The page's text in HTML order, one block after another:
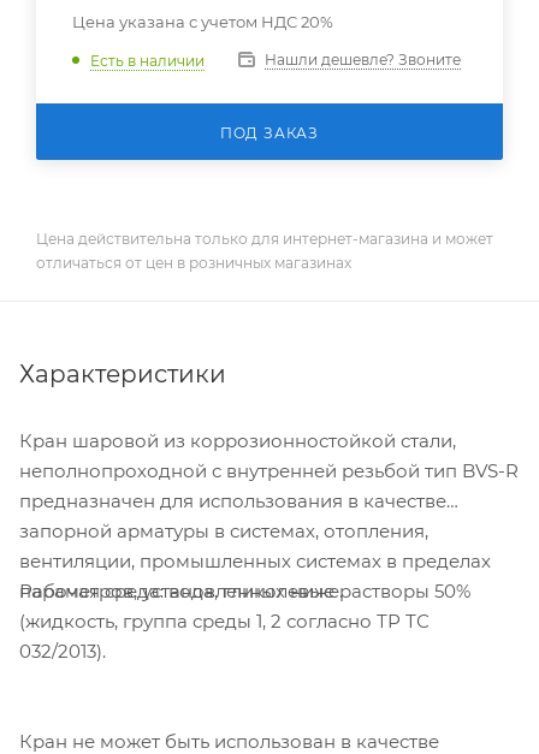
Цена указана с учетом НДС 20%
Есть в наличии Нашли дешевле? Звоните
ПОД ЗАКАЗ
Цена действительна только для интернет-магазина и может
отличаться от цен в розничных магазинах
Характеристики
Кран шаровой из коррозионностойкой стали,
неполнопроходной с внутренней резьбой тип BVS-R
предназначен для использования в качестве
запорной арматуры в системах, отопления,
вентиляции, промышленных системах в пределах
параметров, установленных ниже.
Рабочая среда: вода, гликолевые растворы 50%
(жидкость, группа среды 1, 2 согласно ТР ТС
032/2013).
Кран не может быть использован в качестве